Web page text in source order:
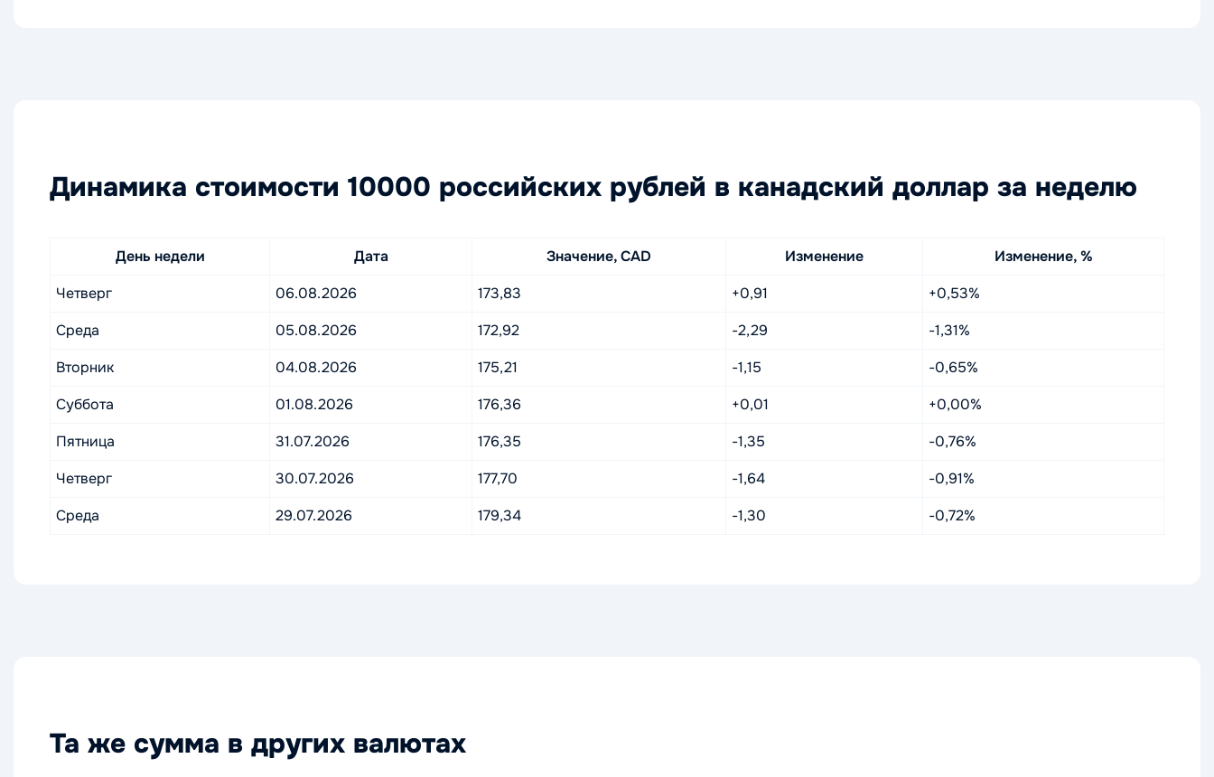
Динамика стоимости 10000 российских рублей в канадский доллар за неделю
День недели Дата Значение, CAD Изменение
Изменение, %
Четверг
06.08.2026 173,83 +0,91
+0,53%
Среда
05.08.2026 172,92 -2,29
-1,31%
Вторник
04.08.2026 175,21 -1,15
-0,65%
Суббота
01.08.2026 176,36 +0,01
+0,00%
Пятница
31.07.2026 176,35 -1,35
-0,76%
Четверг
30.07.2026 177,70 -1,64
-0,91%
Среда
29.07.2026 179,34 -1,30 -0,72%
Та же сумма в других валютах